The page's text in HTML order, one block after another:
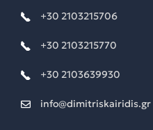
+30 2103215706
+30 2103215770
+30 2103639930
info@dimitriskairidis.gr